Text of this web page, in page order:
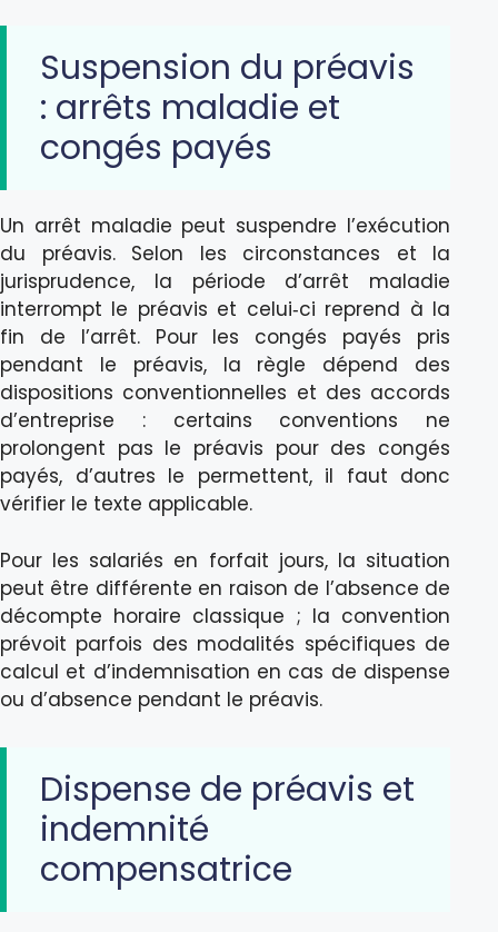
Suspension du préavis
: arrêts maladie et
congés payés
Un arrêt maladie peut suspendre l’exécution
du préavis. Selon les circonstances et la
jurisprudence, la période d’arrêt maladie
interrompt le préavis et celui‑ci reprend à la
fin de l’arrêt. Pour les congés payés pris
pendant le préavis, la règle dépend des
dispositions conventionnelles et des accords
d’entreprise : certains conventions ne
prolongent pas le préavis pour des congés
payés, d’autres le permettent, il faut donc
vérifier le texte applicable.
Pour les salariés en forfait jours, la situation
peut être différente en raison de l’absence de
décompte horaire classique ; la convention
prévoit parfois des modalités spécifiques de
calcul et d’indemnisation en cas de dispense
ou d’absence pendant le préavis.
Dispense de préavis et
indemnité
compensatrice